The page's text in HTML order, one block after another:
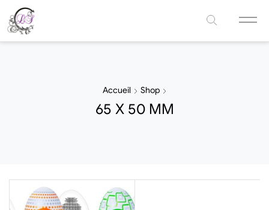
Accueil Shop
65 X 50 MM